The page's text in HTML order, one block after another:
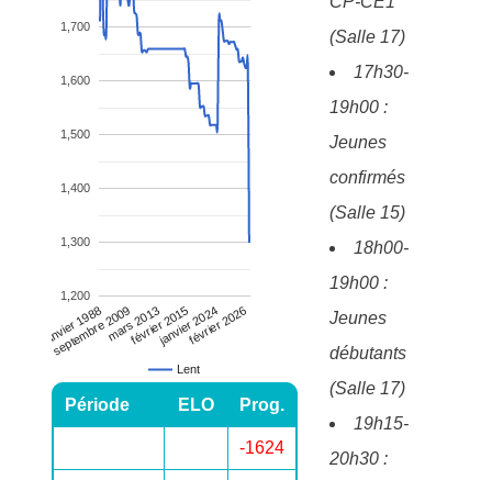
Lent
janvier 1988
septembre 2009mars 2013
février 2015
janvier 2024
février 2026
1,200
1,300
1,400
1,500
1,600
1,700
Période ELO Prog.
-1624
(Salle 17)
17h30-
19h00 :
Jeunes
confirmés
(Salle 15)
18h00-
19h00 :
Jeunes
débutants
(Salle 17)
19h15-
20h30 :